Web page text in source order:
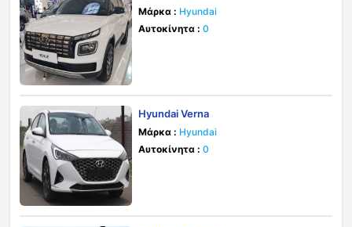
Μάρκα : Hyundai
Αυτοκίνητα : 0
Hyundai Verna
Μάρκα : Hyundai
Αυτοκίνητα : 0